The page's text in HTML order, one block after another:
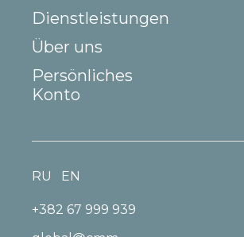
Dienstleistungen
Über uns
Persönliches
Konto
+382 67 999 939
RU EN